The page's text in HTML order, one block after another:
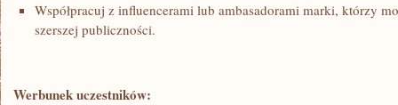
Współpracuj z⁢ influencerami ‍lub‍ ambasadorami‍ marki, którzy
szerszej publiczności.
Werbunek uczestników: